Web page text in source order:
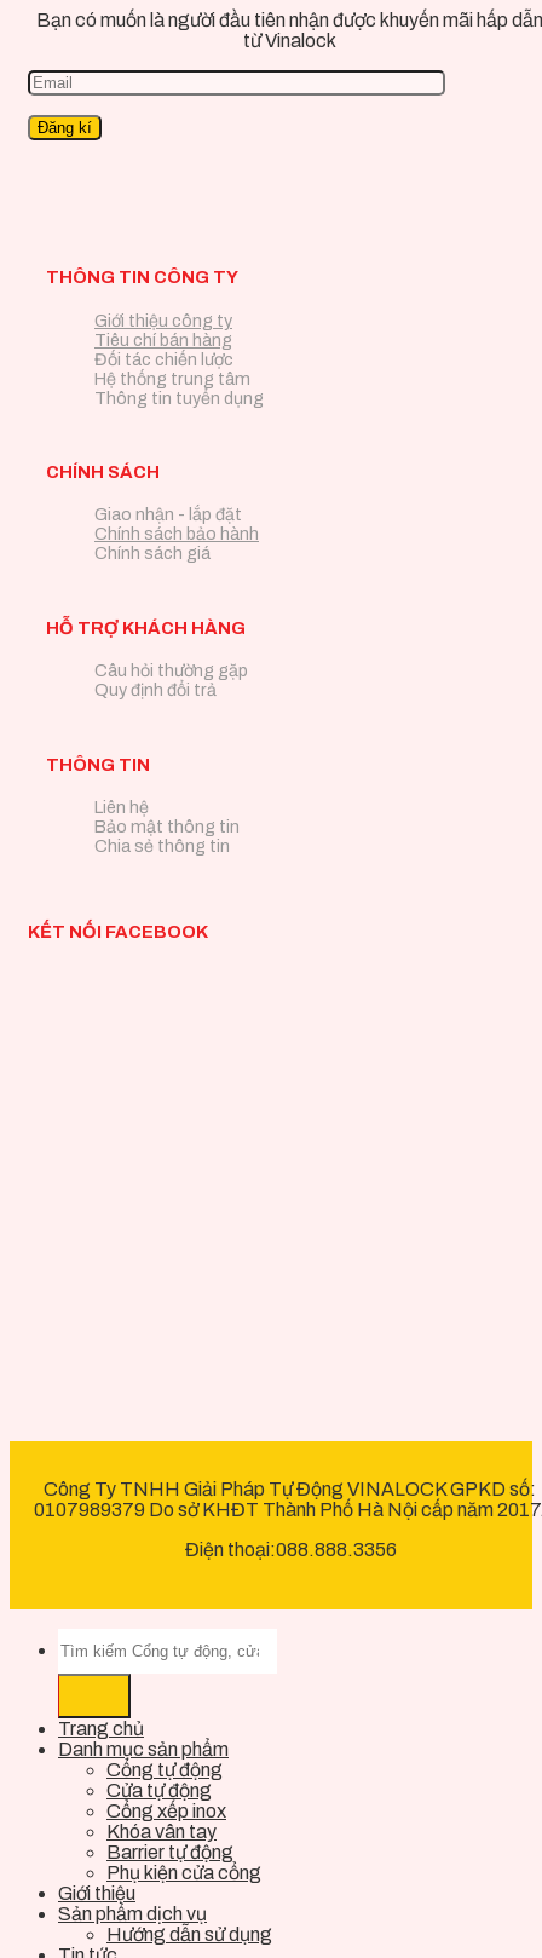
Bạn có muốn là người đầu tiên nhận được khuyến mãi hấp dẫn
từ Vinalock
THÔNG TIN CÔNG TY
Giới thiệu công ty
Tiêu chí bán hàng
Đối tác chiến lược
Hệ thống trung tâm
Thông tin tuyển dụng
CHÍNH SÁCH
Giao nhận - lắp đặt
Chính sách bảo hành
Chính sách giá
HỖ TRỢ KHÁCH HÀNG
Câu hỏi thường gặp
Quy định đổi trả
THÔNG TIN
Liên hệ
Bảo mật thông tin
Chia sẻ thông tin
KẾT NỐI FACEBOOK
Công Ty TNHH Giải Pháp Tự Động VINALOCK GPKD số:
0107989379 Do sở KHĐT Thành Phố Hà Nội cấp năm
Điện thoại:088.888.3356
Trang chủ
Danh mục sản phẩm
Cổng tự động
Cửa tự động
Cổng xếp inox
Khóa vân tay
Barrier tự động
Phụ kiện cửa cổng
Giới thiệu
Sản phẩm dịch vụ
Hướng dẫn sử dụng